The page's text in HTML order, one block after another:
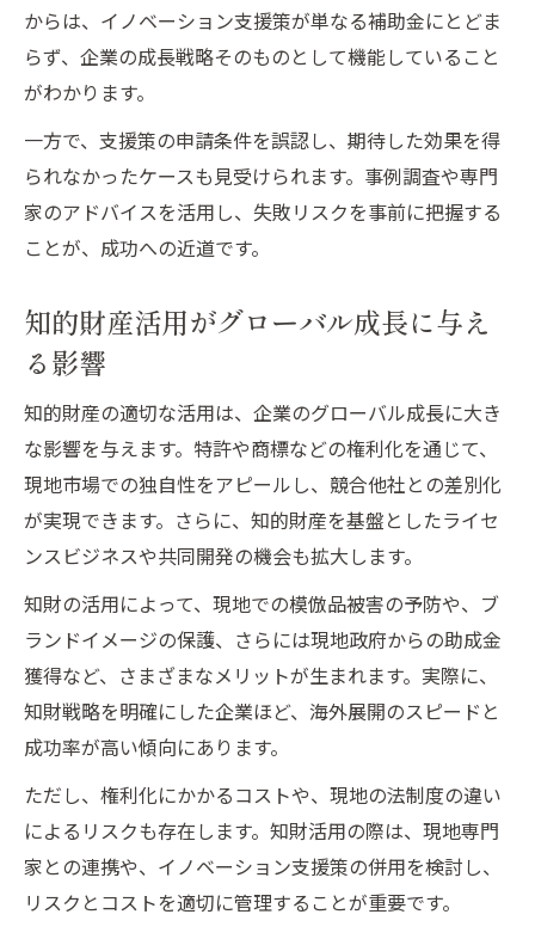
からは、イノベーション支援策が単なる補助金にとどま
らず、企業の成長戦略そのものとして機能していること
がわかります。
一方で、支援策の申請条件を誤認し、期待した効果を得
られなかったケースも見受けられます。事例調査や専門
家のアドバイスを活用し、失敗リスクを事前に把握する
ことが、成功への近道です。
知的財産活用がグローバル成長に与え
る影響
知的財産の適切な活用は、企業のグローバル成長に大き
な影響を与えます。特許や商標などの権利化を通じて、
現地市場での独自性をアピールし、競合他社との差別化
が実現できます。さらに、知的財産を基盤としたライセ
ンスビジネスや共同開発の機会も拡大します。
知財の活用によって、現地での模倣品被害の予防や、ブ
ランドイメージの保護、さらには現地政府からの助成金
獲得など、さまざまなメリットが生まれます。実際に、
知財戦略を明確にした企業ほど、海外展開のスピードと
成功率が高い傾向にあります。
ただし、権利化にかかるコストや、現地の法制度の違い
によるリスクも存在します。知財活用の際は、現地専門
家との連携や、イノベーション支援策の併用を検討し、
リスクとコストを適切に管理することが重要です。